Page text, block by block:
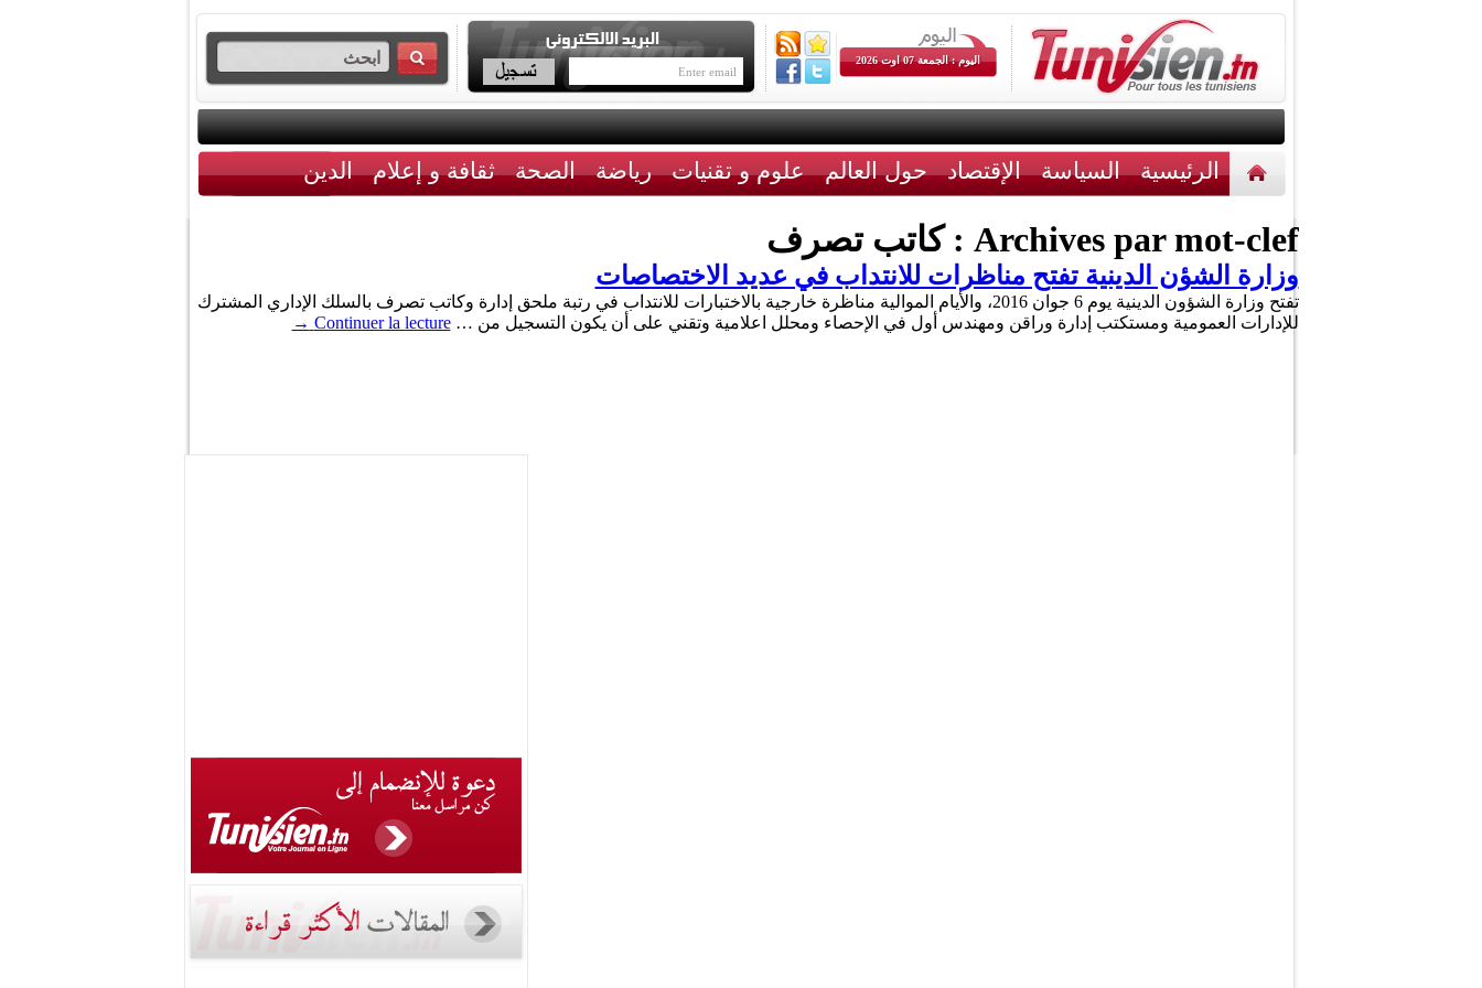
اليوم : الجمعة 07 اوت 2026
الرئيسية السياسة الإقتصاد حول العالم علوم و تقنيات رياضة الصحة ثقافة و إعلام الدين
أخبار مختلفة
Archives par mot-clef : كاتب تصرف
وزارة الشؤن الدينية تفتح مناظرات للانتداب في عديد الاختصاصات
تفتح وزارة الشؤون الدينية يوم 6 جوان 2016، والأيام الموالية مناظرة خارجية بالاختبارات للانتداب في رتبة ملحق إدارة وكاتب تصرف بالسلك الإداري المشترك
للإدارات العمومية ومستكتب إدارة وراقن ومهندس أول في الإحصاء ومحلل اعلامية وتقني على أن يكون التسجيل من …Continuer la lecture
→